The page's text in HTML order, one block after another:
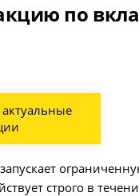
по
строго в